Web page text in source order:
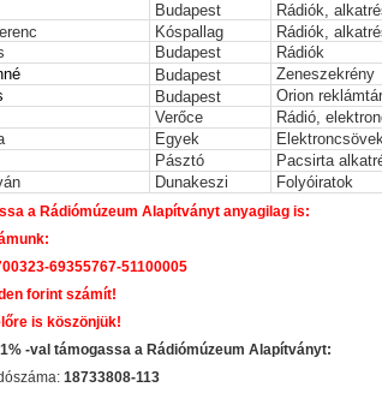
Budapest
Rádiók,
Kóspallag
Rádiók,
Budapest
Rádiók
Budapest
Zeneszekrény
Budapest
Orion
Verőce
Rádió,
Egyek
Pásztó
Pacsirta
Dunakeszi Folyóiratok
a Rádiómúzeum Alapítványt anyagilag is:
69355767-51100005
forint számít!
is köszönjük!
-val támogassa a Rádiómúzeum Alapítványt:
18733808-113